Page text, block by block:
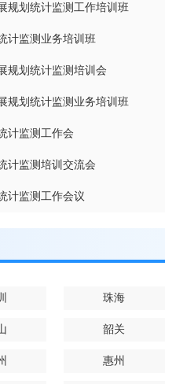
规划统计监测工作培训班
计监测业务培训班
规划统计监测培训会
规划统计监测业务培训班
计监测工作会
计监测培训交流会
计监测工作会议
珠海
韶关
惠州